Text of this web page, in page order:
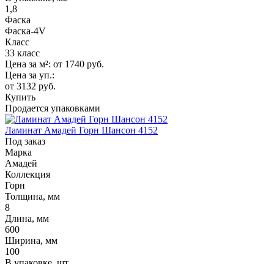
1,8
Фаска
Фаска-4V
Класс
33 класс
Цена за м²: от 1740 руб.
Цена за уп.:
от 3132 руб.
Купить
Продается упаковками
Ламинат Амадей Горн Шансон 4152
Под заказ
Марка
Амадей
Коллекция
Горн
Толщина, мм
8
Длина, мм
600
Ширина, мм
100